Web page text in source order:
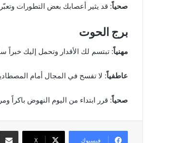
صحياً: قد يثير أعصابك بعض التطورات
برج الحوت
مهنياً: تبتسم لك الأقدار وتحمل إليك خبراً
عاطفياً: لا تفسح في المجال أمام
صحياً: قرر ابتداء من اليوم النهوض باكراً
فيسبوك ‫X